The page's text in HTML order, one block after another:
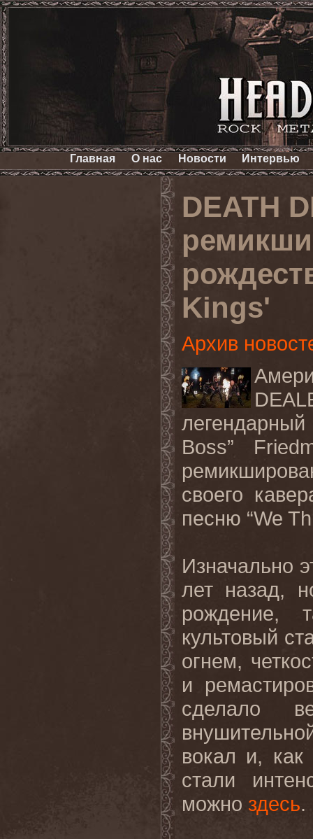
Главная О нас Новости Интервью
DEATH
Kings'
Архив
Boss”
своего
песню “We
Изначально
лет назад,
рождение,
культовый
огнем,
и
сделало
вокал и, как
стали
можно здесь.